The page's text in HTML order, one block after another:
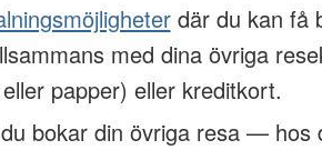
där du kan få
med dina övriga
papper) eller kreditkort.
bokar din övriga resa — hos